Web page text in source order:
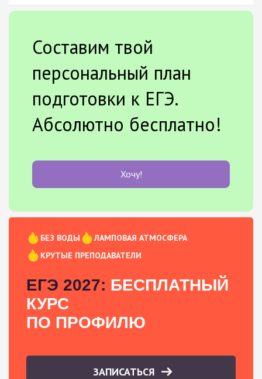
Составим твой
персональный план
подготовки к ЕГЭ.
Абсолютно бесплатно!
Хочу!
БЕЗ ВОДЫ
ЛАМПОВАЯ АТМОСФЕРА
КРУТЫЕ ПРЕПОДАВАТЕЛИ
ЕГЭ 2027: БЕСПЛАТНЫЙ
КУРС
ПО ПРОФИЛЮ
ЗАПИСАТЬСЯ